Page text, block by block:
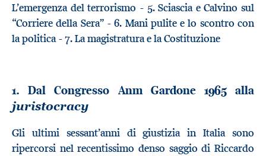
L’emergenza del terrorismo - 5. Sciascia e Calvino sul
“Corriere della Sera” - 6. Mani pulite e lo scontro con
la politica - 7. La magistratura e la Costituzione
1. Dal Congresso Anm Gardone 1965 alla
juristocracy
Gli ultimi sessant’anni di giustizia in Italia sono
ripercorsi nel recentissimo denso saggio di Riccardo